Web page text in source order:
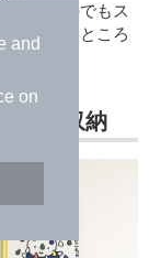
and
on
めのものでもス
ルの良いところ
せて収納